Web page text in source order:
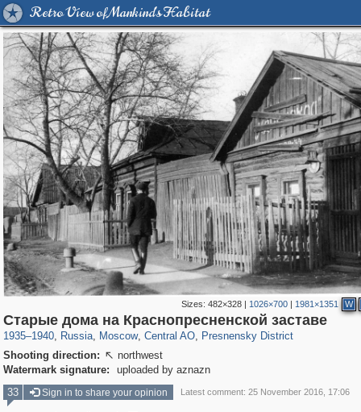
Retro View of Mankind's Habitat
Sizes:482×328 | 1026×700 | 1981×1351 W
Старые дома на Краснопресненской заставе
1935–1940, Russia
1,406,942 29,248
, Moscow
319,861 8,286
, Central AO
160,009 5,916
, Presnensky District
13,345 396
Shooting direction:  northwest
Watermark signature:
uploaded by aznazn
33
Sign in to share your opinion Latest comment: 25 November 2016, 17:06